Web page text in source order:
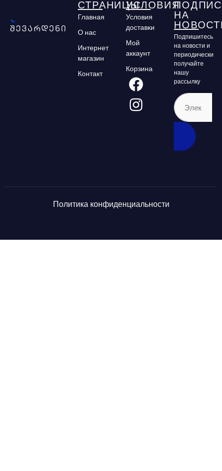
შევარდენი
СТРАНИЦЫ
Главная
О нас
Интернет
магазин
Контакт
УСЛОВИЯ
Условия
доставки
Мой
аккаунт
Корзина
НА
Подпишитесь
на новости и
периодически
получайте
нашу
рассылку
Политика конфиденциальности